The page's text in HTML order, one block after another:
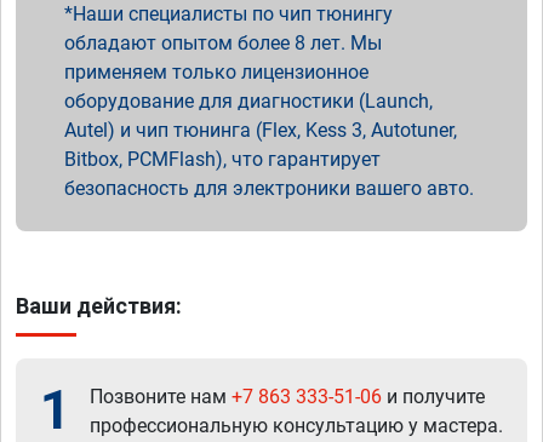
Наши специалисты по чип тюнингу
обладают опытом более 8 лет. Мы
применяем только лицензионное
оборудование для диагностики (Launch,
Autel) и чип тюнинга (Flex, Kess 3, Autotuner,
Bitbox, PCMFlash), что гарантирует
безопасность для электроники вашего авто.
Ваши действия:
1 Позвоните нам +7 863 333-51-06 и получите
профессиональную консультацию у мастера.